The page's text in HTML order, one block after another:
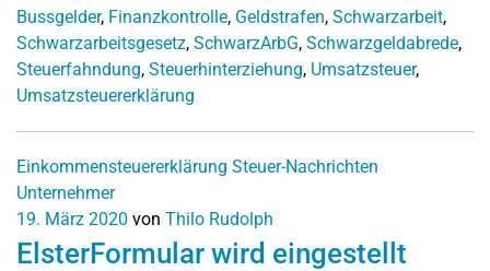
Bussgelder, Finanzkontrolle, Geldstrafen, Schwarzarbeit,
Schwarzarbeitsgesetz, SchwarzArbG, Schwarzgeldabrede,
Steuerfahndung, Steuerhinterziehung, Umsatzsteuer,
Umsatzsteuererklärung
Einkommensteuererklärung Steuer-Nachrichten
Unternehmer
19. März 2020 von Thilo Rudolph
ElsterFormular wird eingestellt